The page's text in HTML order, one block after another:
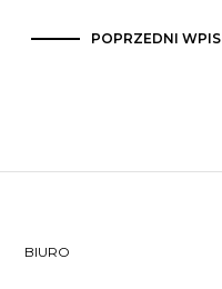
POPRZEDNI WPIS
BIURO